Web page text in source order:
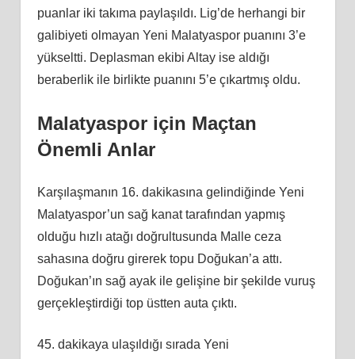
puanlar iki takıma paylaşıldı. Lig’de herhangi bir
galibiyeti olmayan Yeni Malatyaspor puanını 3’e
yükseltti. Deplasman ekibi Altay ise aldığı
beraberlik ile birlikte puanını 5’e çıkartmış oldu.
Malatyaspor için Maçtan
Önemli Anlar
Karşılaşmanın 16. dakikasına gelindiğinde Yeni
Malatyaspor’un sağ kanat tarafından yapmış
olduğu hızlı atağı doğrultusunda Malle ceza
sahasına doğru girerek topu Doğukan’a attı.
Doğukan’ın sağ ayak ile gelişine bir şekilde vuruş
gerçekleştirdiği top üstten auta çıktı.
45. dakikaya ulaşıldığı sırada Yeni